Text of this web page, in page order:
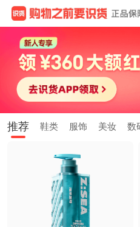
推荐 鞋类 服饰 美妆 数